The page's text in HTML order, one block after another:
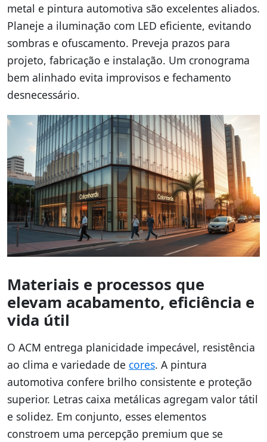
metal e pintura automotiva são excelentes aliados.
Planeje a iluminação com LED eficiente, evitando
sombras e ofuscamento. Preveja prazos para
projeto, fabricação e instalação. Um cronograma
bem alinhado evita improvisos e fechamento
desnecessário.
Materiais e processos que
elevam acabamento, eficiência e
vida útil
O ACM entrega planicidade impecável, resistência
ao clima e variedade de cores. A pintura
automotiva confere brilho consistente e proteção
superior. Letras caixa metálicas agregam valor tátil
e solidez. Em conjunto, esses elementos
constroem uma percepção premium que se